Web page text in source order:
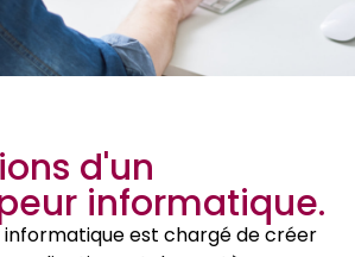
d'un
informatique.
informatique est chargé de créer